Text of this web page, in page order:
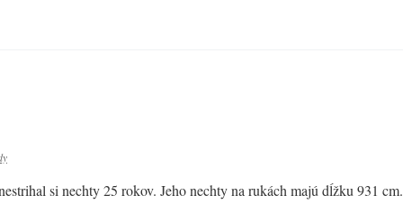
si nechty 25 rokov. Jeho nechty na rukách majú dĺžku 931 cm.